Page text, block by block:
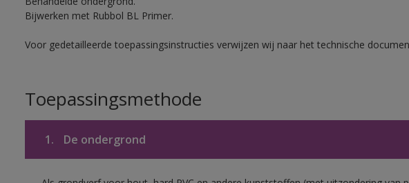
Bijwerken met Rubbol BL Primer.
Voor gedetailleerde toepassingsinstructies verwijzen wij naar het technische
Toepassingsmethode
1. De ondergrond